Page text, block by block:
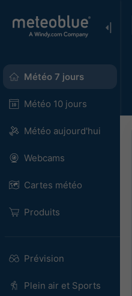
Météo 7 jours
Météo 10 jours
Météo aujourd'hui
Webcams
Cartes météo
Produits
Prévision
Plein air et Sports